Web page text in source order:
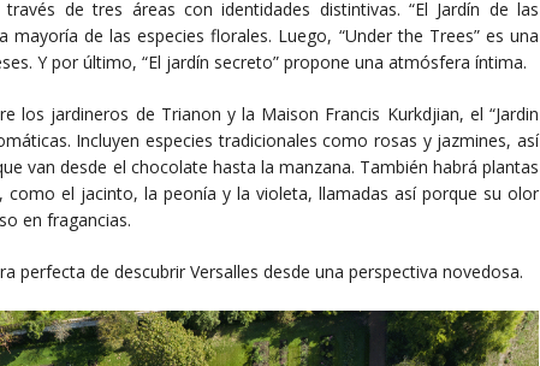
de tres áreas con identidades distintivas. “El Jardín de las
mayoría de las especies florales. Luego, “Under the Trees” es una
Y por último, “El jardín secreto” propone una atmósfera íntima.
los jardineros de Trianon y la Maison Francis Kurkdjian, el “Jardin
Incluyen especies tradicionales como rosas y jazmines, así
van desde el chocolate hasta la manzana. También habrá plantas
como el jacinto, la peonía y la violeta, llamadas así porque su olor
en fragancias.
perfecta de descubrir Versalles desde una perspectiva novedosa.